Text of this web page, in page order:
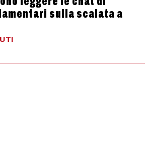
sulla scalata a